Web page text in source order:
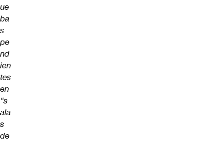
ue
ba
s
pe
nd
ien
tes
en
“s
ala
s
de